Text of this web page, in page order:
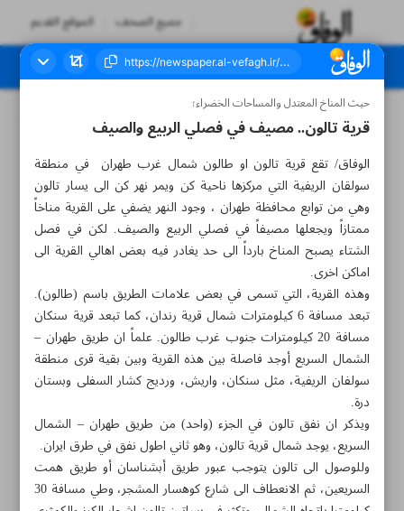
جميع الصحف الموقع القديم
العدد سبعة آلاف ومائتان وخمسة وثلاثون - ١٤ مايو ٢٠٢٣
حيث المناخ المعتدل والمساحات الخضراء؛
قرية تالون.. مصيف في فصلي الربيع والصيف
الوفاق/ تقع قرية تالون او طالون شمال غرب طهران في منطقة
سولقان الريفية التي مركزها ناحية كن ويمر نهر كن الى يسار تالون
وهي من توابع محافظة طهران ، وجود النهر يضفي على القرية مناخاً
ممتازاً ويجعلها مصيفاً في فصلي الربيع والصيف. لكن في فصل
الشتاء يصبح المناخ بارداً الى حد يغادر فيه بعض اهالي القرية الى
اماكن اخرى.
وهذه القرية، التي تسمى في بعض علامات الطريق باسم (طالون).
تبعد مسافة 6 كيلومترات شمال قرية رندان، كما تبعد قرية سنكان
مسافة 20 كيلومترات جنوب غرب طالون. علماً ان طريق طهران –
الشمال السريع أوجد فاصلة بين هذه القرية وبين بقية قرى منطقة
سولفان الريفية، مثل سنكان، واريش، ورديج كشار السفلى وبستان
درة.
ويذكر ان نفق تالون في الجزء (واحد) من طريق طهران – الشمال
السريع، يوجد شمال قرية تالون، وهو ثاني اطول نفق في طرق ايران.
وللوصول الى تالون يتوجب عبور طريق أبشناسان أو طريق همت
السريعين، ثم الانعطاف الى شارع كوهسار المشجر، وطي مسافة 30